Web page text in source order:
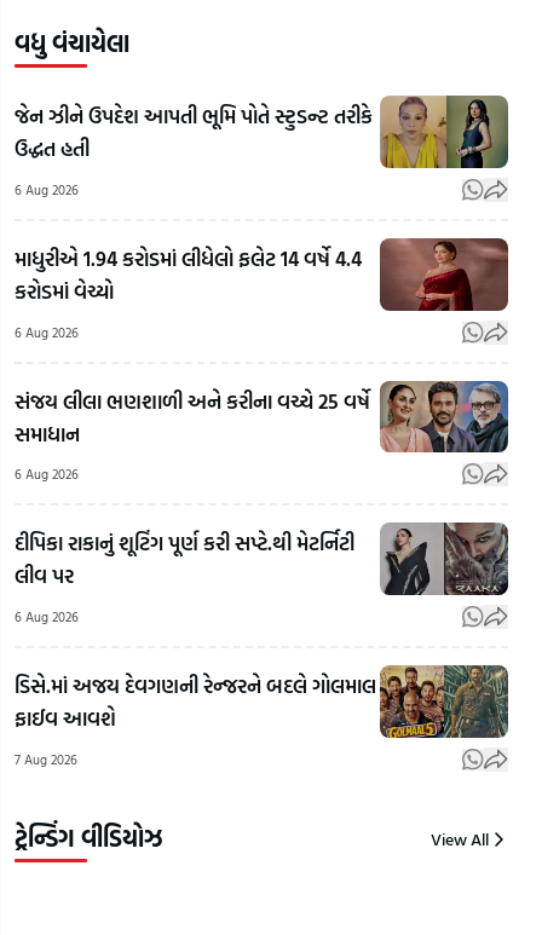
વધુ વંચાયેલા
જેન ઝીને ઉપદેશ આપતી ભૂમિ પોતે સ્ટુડન્ટ તરીકે
ઉદ્ધત હતી
6 Aug 2026
માધુરીએ 1.94 કરોડમાં લીધેલો ફલેટ 14 વર્ષે 4.4
કરોડમાં વેચ્યો
6 Aug 2026
સંજય લીલા ભણશાળી અને કરીના વચ્ચે 25 વર્ષે
સમાધાન
6 Aug 2026
દીપિકા રાકાનું શૂટિંગ પૂર્ણ કરી સપ્ટે.થી મેટર્નિટી
લીવ પર
6 Aug 2026
ડિસે.માં અજય દેવગણની રેન્જરને બદલે ગોલમાલ
ફાઈવ આવશે
7 Aug 2026
ટ્રેન્ડિંગ વીડિયોઝ View All
Arvind
Kejriwal
એ
બનાવીને
કહ્યું,
સરકાર
વિરુદ્ધ
તો 3
કલાકમાં
ડિલીટ
પડશે
7
થર્ડ પાર્ટી
ઈંધણ નહીં